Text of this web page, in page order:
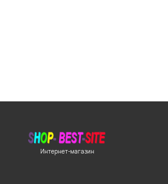
Интернет-магазин